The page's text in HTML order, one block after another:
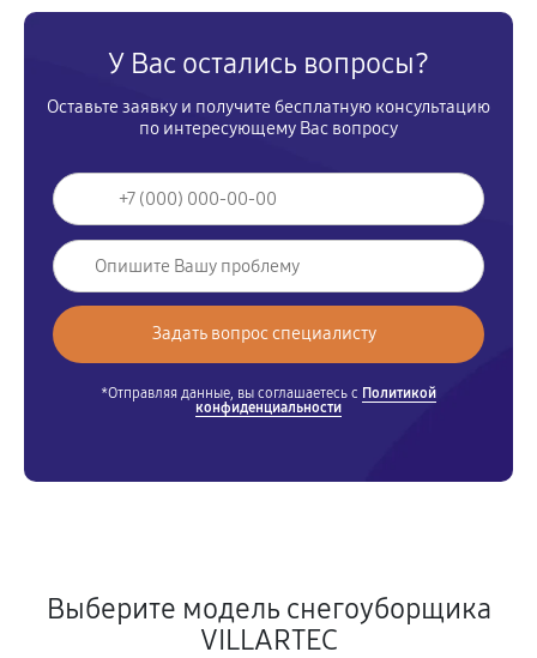
У Вас остались вопросы?
Оставьте заявку и получите бесплатную консультацию
по интересующему Вас вопросу
*Отправляя данные, вы соглашаетесь с Политикой
конфиденциальности
Выберите модель снегоуборщика
VILLARTEC